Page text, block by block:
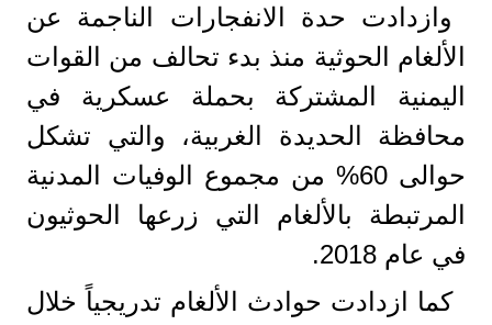
وازدادت حدة الانفجارات الناجمة عن
الألغام الحوثية منذ بدء تحالف من القوات
اليمنية المشتركة بحملة عسكرية في
محافظة الحديدة الغربية، والتي تشكل
حوالى 60% من مجموع الوفيات المدنية
المرتبطة بالألغام التي زرعها الحوثيون
في عام 2018.
كما ازدادت حوادث الألغام تدريجياً خلال